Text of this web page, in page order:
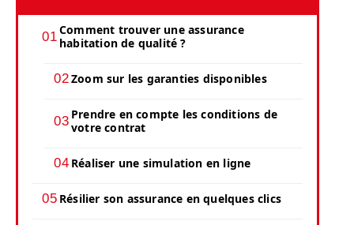
Comment trouver une assurance
habitation de qualité ?
Zoom sur les garanties disponibles
Prendre en compte les conditions de
votre contrat
Réaliser une simulation en ligne
Résilier son assurance en quelques clics